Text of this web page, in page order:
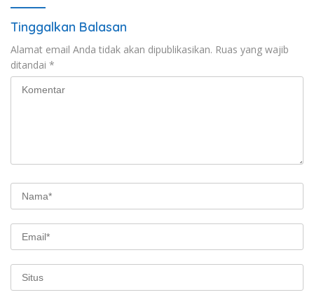
Tinggalkan Balasan
Alamat email Anda tidak akan dipublikasikan. Ruas yang wajib
ditandai *